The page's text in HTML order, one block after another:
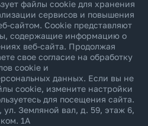
файлы cookie для хранения
сервисов и повышения
сайтом. Cookie представляют
содержащие информацию о
веб-сайта. Продолжая
свое согласие на обработку
cookie и
данных. Если вы не
cookie, измените настройки
для посещения сайта.
ул. Земляной вал, д. 59, этаж 6,
ком. 1А